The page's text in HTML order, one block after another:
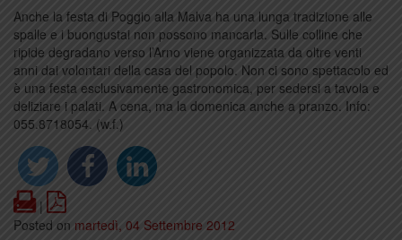
Anche la festa di Poggio alla Malva ha una lunga tradizione alle
spalle e i buongustai non possono mancarla. Sulle colline che
ripide degradano verso l’Arno viene organizzata da oltre venti
anni dai volontari della casa del popolo. Non ci sono spettacolo ed
è una festa esclusivamente gastronomica, per sedersi a tavola e
deliziare i palati. A cena, ma la domenica anche a pranzo. Info:
055.8718054. (w.f.)
Print
|
Posted on martedì, 04 Settembre 2012